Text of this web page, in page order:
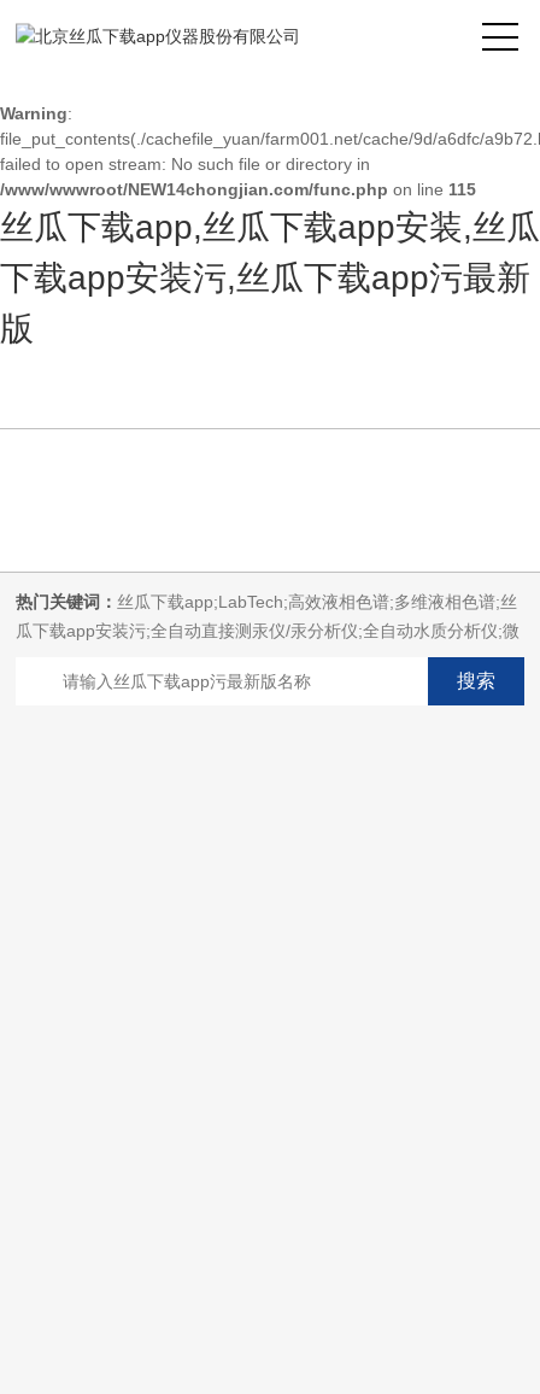
Warning: mkdir(): No space left on device in
Warning:
file_put_contents(./cachefile_yuan/farm001.net/cache/9d/a6dfc/
failed to open stream: No such file or directory in
/www/wwwroot/NEW14chongjian.com/func.php on line 115
丝瓜下载app,丝瓜下载app安装,丝瓜
下载app安装污,丝瓜下载app污最新
版
热门关键词： 丝瓜下载app;LabTech;高效液相色谱;多维液相色谱;丝
瓜下载app安装污;全自动直接测汞仪/汞分析仪;全自动水质分析仪;微
波消解萃取系统;微波合成系统;微波灰化磺化系统;全自动固相萃取系
统;Dryvap全自动溶剂蒸发系统;激光固体烧蚀进样系统;循环水冷却